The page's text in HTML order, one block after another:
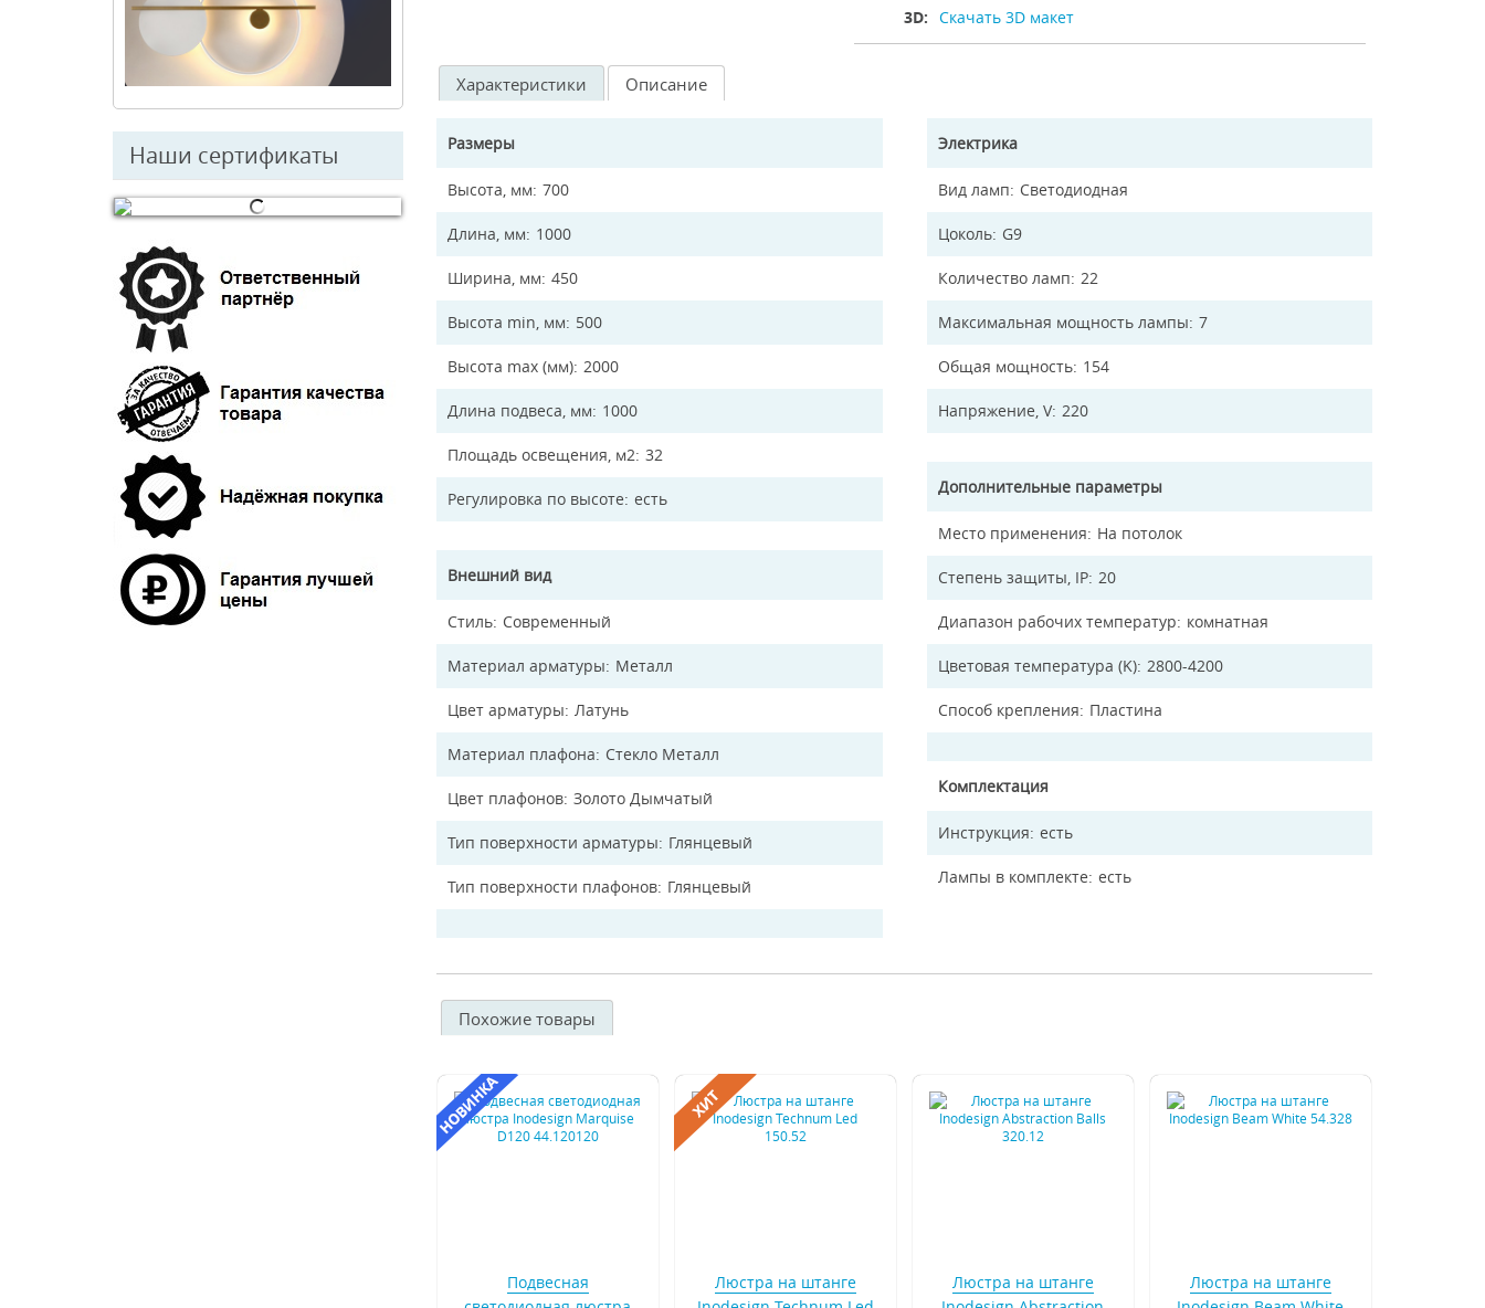
Наши сертификаты
3D: Скачать 3D макет
Характеристики Описание
Размеры
Высота, мм 700
Длина, мм 1000
Ширина, мм 450
Высота min, мм 500
Высота max (мм) 2000
Длина подвеса, мм 1000
Площадь освещения, м2 32
Регулировка по высоте есть
Внешний вид
Стиль Современный
Материал арматуры Металл
Цвет арматуры Латунь
Материал плафона Стекло Металл
Цвет плафонов Золото Дымчатый
Тип поверхности арматуры Глянцевый
Тип поверхности плафонов Глянцевый
Электрика
Вид ламп Светодиодная
Цоколь G9
Количество ламп 22
Максимальная мощность лампы 7
Общая мощность 154
Напряжение, V 220
Дополнительные параметры
Место применения На потолок
Степень защиты, IP 20
Диапазон рабочих температур комнатная
Цветовая температура (K) 2800-4200
Способ крепления Пластина
Комплектация
Инструкция есть
Лампы в комплекте есть
Похожие товары
Подвесная
Люстра на штанге
Люстра на штанге
Люстра на штанге